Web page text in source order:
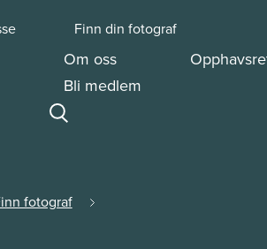
Finn din fotograf
Om oss
Bli medlem
fotograf